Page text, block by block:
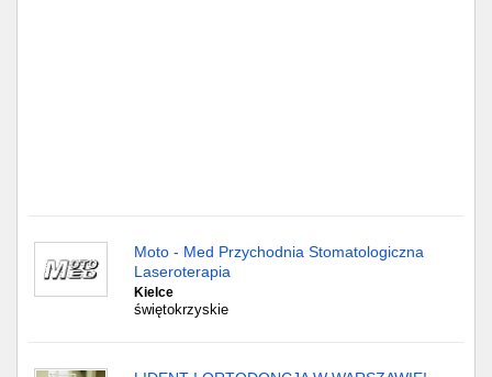
Moto - Med Przychodnia Stomatologiczna
Laseroterapia
Kielce
świętokrzyskie